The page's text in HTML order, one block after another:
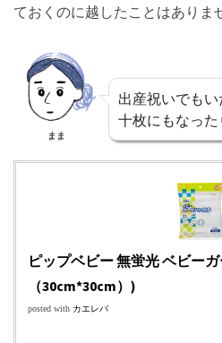
ておくのに越したことはありま
まま
出産祝いでも
十枚にもなっ
ピップベビー 無蛍光 ベビー
（30cm*30cm）)
posted with カエレバ